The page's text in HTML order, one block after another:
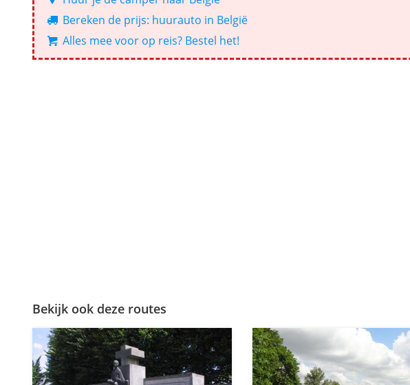
Bereken de prijs: huurauto in België
Alles mee voor op reis? Bestel het!
Bekijk ook deze routes